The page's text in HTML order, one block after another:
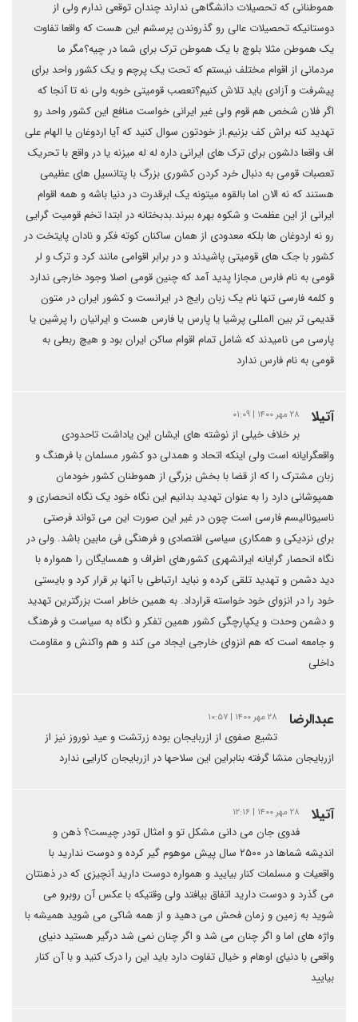
هموطنانی که تحصیلات دانشگاهی ندارند چندان توقعی ندارم ولی از
دوستانیکه تحصیلات عالی رو گذروندن پرسشم این هست که واقعا تفاوت
یک هموطن مثلا بلوچ با یک هموطن ترک برای شما در چیه؟مگر ما
مردمانی از اقوام مختلف نیستم که تحت یک پرچم و یک کشور واحد برای
پیشرفت و آزادی باید تلاش کنیم؟تعصب قومیتی خوبه ولی نه تا آنجا که
اگر فلان شخص هم قوم ولی غیر ایرانی خواست منافع این کشور واحد رو
تهدید کنه براش کف بزنیم.از خودتون سوال کنید که آیا اردوغان یا الهام علی
اف واقعا دلشون برای ترک های ایرانی داره له له میزنه یا در واقع با تحریک
تعصبات قومی به دنبال خرد کردن کشوری بزرگ با پتانسیل های عظیمی
هستند که نه الان اما بالقوه میتونه یک ابرقدرت در دنیا باشه و همه اقوام
ایرانی از این عظمت و شکوه بهره ببرند.بدبختانه در ابتدا تخم قومیت گرایی
رو نه اردوغان ها بلکه معدودی از همان ساکنان کوته فکر و نادان پایتخت در
کشور با جک های قومیتی پاشیدند و در برابر اقوامی مانند کرد و ترک و لر
قومی به نام فارس مجازا پدید آمد که چنین قومی اصلا وجود خارجی ندارد
و کلمه فارسی تنها نام یک زبان رایج در ایرانست و کشور ایران در متون
قدیمی تر بین المللی پرشیا یا پارس یا فارس هست و ایرانیان را پرشین یا
پارسی می نامیدند که شامل تمام اقوام ساکن ایران بود و هیچ ربطی به
قومی به نام فارس ندارد
آتیلا ۲۸ مهر ۱۴۰۰ | ۰۱:۰۹
بر خلاف خیلی از نوشته های ایشان این یاداشت تاحدودی
واقعگرایانه است ولی اینکه اتحاد و همدلی دو کشور مسلمان با فرهنگ و
زبان مشترک را که از قضا با بخش بزرگی از هموطنان کشور خودمان
همپوشانی دارد را به عنوان تهدید بدانیم این نگاه خود یک نگاه انحصاری و
ناسیونالیسم فارسی است چون در غیر این صورت این می تواند فرصتی
برای نزدیکی و همکاری سیاسی افتصادی و فرهنگی فی مابین باشد. ولی در
نگاه انحصار گرایانه ایرانشهری کشورهای اطراف و همسایگان را همواره با
دید دشمن و تهدید تلقی کرده و نباید ارتباطی با آنها بر قرار کرد و بایستی
خود را در انزوای خود خواسته قرارداد. به همین خاطر است بزرگترین تهدید
و دشمن وحدت و یکپارچگی کشور همین تفکر و نگاه به سیاست و فرهنگ
و جامعه است که هم انزوای خارجی ایجاد می کند و هم واکنش و مقاومت
داخلی
عبدالرضا ۲۸ مهر ۱۴۰۰ | ۱۰:۵۷
تشیع صفوی از ازربایجان بوده زرتشت و عید نوروز نیز از
ازربایجان منشا گرفته بنابراین این سلاحها در ازربایجان کارایی ندارد
آتیلا ۲۸ مهر ۱۴۰۰ | ۱۲:۱۶
فدوی جان می دانی مشکل تو و امثال تودر چیست؟ ذهن و
اندیشه شماها در ۲۵۰۰ سال پیش موهوم گیر کرده و دوست ندارید با
واقعیات و مسلمات کنار بیایید و همواره دوست دارید آنچیزی که در ذهنتان
می گذرد و دوست دارید اتفاق بیافتد ولی وقتیکه با عکس آن روبرو می
شوید به زمین و زمان فحش می دهید و از همه شاکی می شوید همیشه با
واژه های اما و اگر چنان می شد و اگر چنان نمی شد درگیر هستید دنیای
واقعی با دنیای اوهام و خیال تفاوت دارد باید این را درک کنید و با آن کنار
بیایید